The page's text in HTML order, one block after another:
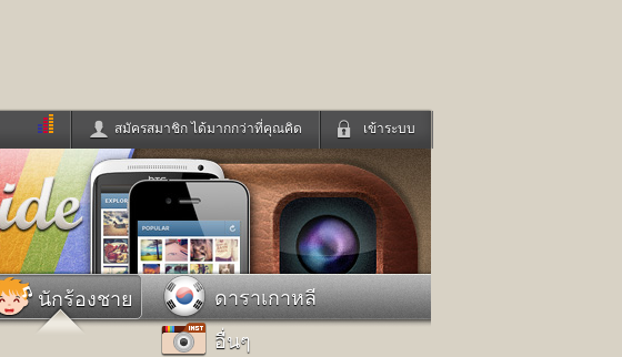
เข้าระบบ
สมัครสมาชิก ได้มากกว่าที่คุณคิด
ข่าวดารา
ดูทีวี
ฟังเพลง
ฟังวิทยุออนไลน์
แชทหมากฮอส
Glitter
แต่งงาน
แม่และเด็ก
สุขภาพ
สัตว์เลี้ยง
บ้านและการตกแต่ง
ท่องเที่ยว
การศึกษา
เข้าระบบด้วย User Kapook
Email
Password
นักร้องชาย
ดาราเกาหลี
อื่นๆ